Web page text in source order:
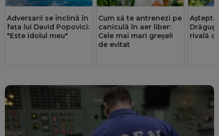
Adversarii se înclină în
fața lui David Popovici:
"Este idolul meu"
Cum să te antrenezi pe
caniculă în aer liber:
Cele mai mari greșeli
de evitat
Drăguș
rivală